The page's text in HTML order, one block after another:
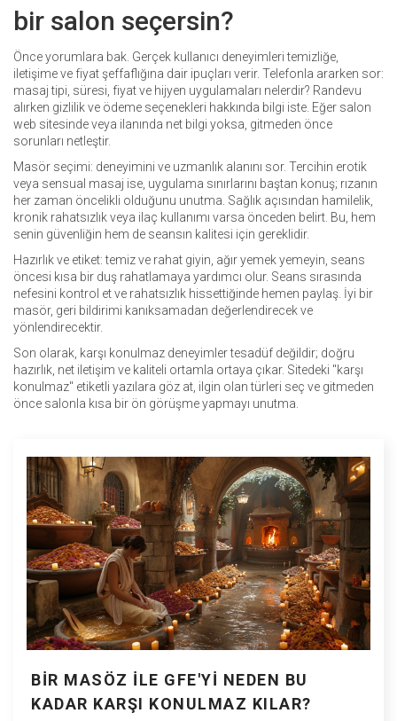
bir salon seçersin?
Önce yorumlara bak. Gerçek kullanıcı deneyimleri temizliğe,
iletişime ve fiyat şeffaflığına dair ipuçları verir. Telefonla ararken sor:
masaj tipi, süresi, fiyat ve hijyen uygulamaları nelerdir? Randevu
alırken gizlilik ve ödeme seçenekleri hakkında bilgi iste. Eğer salon
web sitesinde veya ilanında net bilgi yoksa, gitmeden önce
sorunları netleştir.
Masör seçimi: deneyimini ve uzmanlık alanını sor. Tercihin erotik
veya sensual masaj ise, uygulama sınırlarını baştan konuş; rızanın
her zaman öncelikli olduğunu unutma. Sağlık açısından hamilelik,
kronik rahatsızlık veya ilaç kullanımı varsa önceden belirt. Bu, hem
senin güvenliğin hem de seansın kalitesi için gereklidir.
Hazırlık ve etiket: temiz ve rahat giyin, ağır yemek yemeyin, seans
öncesi kısa bir duş rahatlamaya yardımcı olur. Seans sırasında
nefesini kontrol et ve rahatsızlık hissettiğinde hemen paylaş. İyi bir
masör, geri bildirimi kanıksamadan değerlendirecek ve
yönlendirecektir.
Son olarak, karşı konulmaz deneyimler tesadüf değildir; doğru
hazırlık, net iletişim ve kaliteli ortamla ortaya çıkar. Sitedeki "karşı
konulmaz" etiketli yazılara göz at, ilgin olan türleri seç ve gitmeden
önce salonla kısa bir ön görüşme yapmayı unutma.
BIR MASÖZ ILE GFE'YI NEDEN BU
KADAR KARŞI KONULMAZ KILAR?